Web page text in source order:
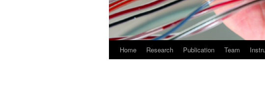
Home Research Publication Team